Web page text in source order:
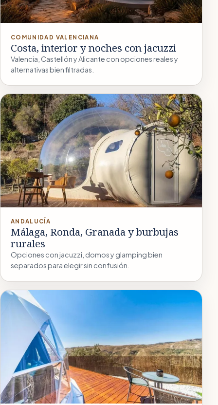
COMUNIDAD VALENCIANA
Costa, interior y noches con jacuzzi
Valencia, Castellón y Alicante con opciones reales y
alternativas bien filtradas.
ANDALUCÍA
Málaga, Ronda, Granada y burbujas
rurales
Opciones con jacuzzi, domos y glamping bien
separados para elegir sin confusión.